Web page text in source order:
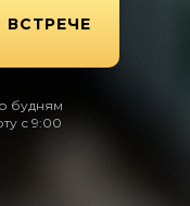
будням
с 9:00